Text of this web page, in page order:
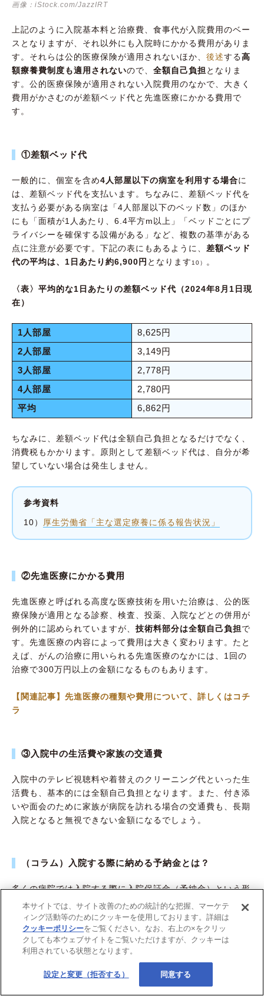
画像：iStock.com/JazzIRT
上記のように入院基本料と治療費、食事代が入院費用のベー
スとなりますが、それ以外にも入院時にかかる費用がありま
す。それらは公的医療保険が適用されないほか、 後述する高
額療養費制度も適用されないので、 全額自己負担 となりま
す。公的医療保険が適用されない入院費用のなかで、大きく
費用がかさむのが差額ベッド代と先進医療にかかる費用で
す。
①差額ベッド代
一般的に、個室を含め4人部屋以下の病室を利用する場合に
は、差額ベッド代を支払います。ちなみに、差額ベッド代を
支払う必要がある病室は「4人部屋以下のベッド数」のほか
にも「面積が1人あたり、6.4平方m以上」「ベッドごとにプ
ライバシーを確保する設備がある」など、複数の基準がある
点に注意が必要です。下記の表にもあるように、 差額ベッド
代の平均は、1日あたり約6,900円 となります 10） 。
〈表〉平均的な1日あたりの差額ベッド代（2024年8月1日現
在）
1人部屋
8,625円
2人部屋
3,149円
3人部屋
2,778円
4人部屋
2,780円
平均
6,862円
ちなみに、差額ベッド代は全額自己負担となるだけでなく、
消費税もかかります。原則として差額ベッド代は、自分が希
望していない場合は発生しません。
参考資料
10） 厚生労働省「主な選定療養に係る報告状況」
②先進医療にかかる費用
先進医療と呼ばれる高度な医療技術を用いた治療は、公的医
療保険が適用となる診察、検査、投薬、入院などとの併用が
例外的に認められていますが、 技術料部分は全額自己負担で
す。先進医療の内容によって費用は大きく変わります。たと
えば、がんの治療に用いられる先進医療のなかには、1回の
治療で300万円以上の金額になるものもあります。
【関連記事】先進医療の種類や費用について、詳しくはコチ
ラ
③入院中の生活費や家族の交通費
入院中のテレビ視聴料や着替えのクリーニング代といった生
活費も、基本的には全額自己負担となります。また、付き添
いや面会のために家族が病院を訪れる場合の交通費も、長期
入院となると無視できない金額になるでしょう。
（コラム）入院する際に納める予納金とは？
多くの病院では入院する際に入院保証金（予納金）という形
で、入院時に一定の金額を納める必要があります。保証金の
額は、病院ごと、または入院の目的（治療内容）によって異
なりますが、だいたい10万～30万円程度の幅で考えておく
といいでしょう（金額目安は監修者調べ）。
本サイトでは、サイト改善のための統計的な把握、マーケテ
ィング活動等のためにクッキーを使用しております。詳細は
クッキーポリシーをご覧ください。なお、右上の×をクリッ
クしても本ウェブサイトをご覧いただけますが、クッキーは
利用されている状態となります。
設定と変更（拒否する） 同意する